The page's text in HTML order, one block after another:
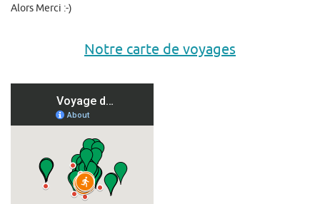
Alors Merci :-)
Notre carte de voyages